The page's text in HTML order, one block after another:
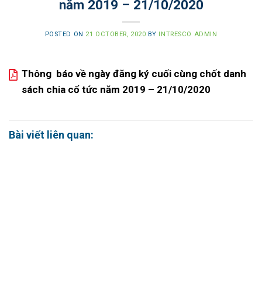
năm 2019 – 21/10/2020
POSTED ON 21 OCTOBER, 2020 BY INTRESCO ADMIN
Thông báo về ngày đăng ký cuối cùng chốt danh
sách chia cổ tức năm 2019 – 21/10/2020
Bài viết liên quan: